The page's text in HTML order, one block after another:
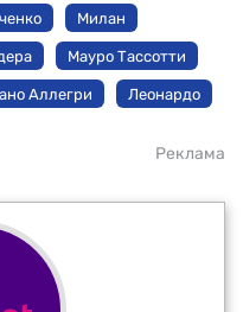
Милан
Мауро Тассотти
Аллегри Леонардо
Реклама